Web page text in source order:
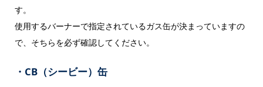
す。
使用するバーナーで指定されているガス缶が決まっていますの
で、そちらを必ず確認してください。
・CB（シービー）缶